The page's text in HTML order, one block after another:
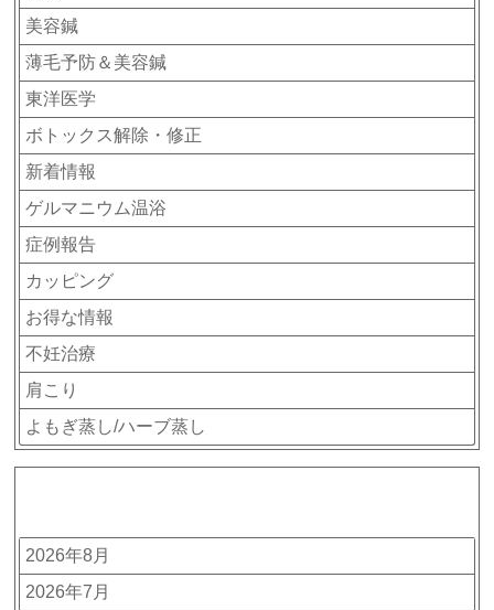
美容鍼
薄毛予防＆美容鍼
東洋医学
ボトックス解除・修正
新着情報
ゲルマニウム温浴
症例報告
カッピング
お得な情報
不妊治療
肩こり
よもぎ蒸し/ハーブ蒸し
2026年8月
2026年7月